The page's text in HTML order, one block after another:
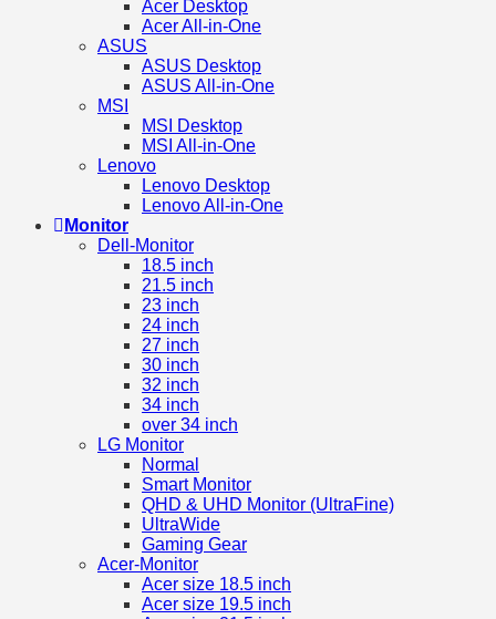
Acer Desktop
Acer All-in-One
ASUS
ASUS Desktop
ASUS All-in-One
MSI
MSI Desktop
MSI All-in-One
Lenovo
Lenovo Desktop
Lenovo All-in-One
Monitor
Dell-Monitor
18.5 inch
21.5 inch
23 inch
24 inch
27 inch
30 inch
32 inch
34 inch
over 34 inch
LG Monitor
Normal
Smart Monitor
QHD & UHD Monitor (UltraFine)
UltraWide
Gaming Gear
Acer-Monitor
Acer size 18.5 inch
Acer size 19.5 inch